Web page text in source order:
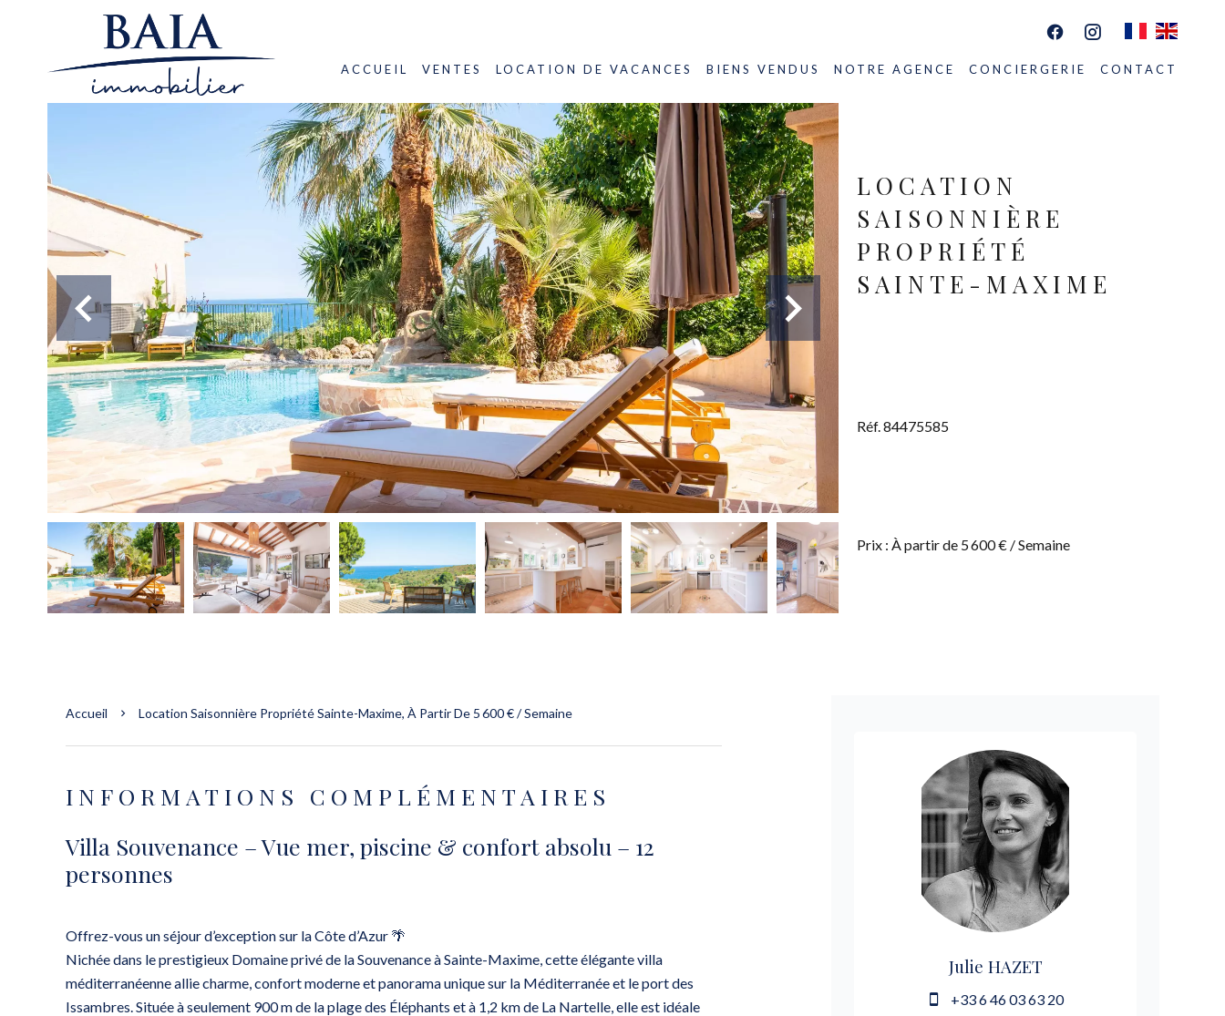
ACCUEIL VENTES LOCATION DE VACANCES BIENS VENDUS NOTRE AGENCE CONCIERGERIE CONTACT
LOCATION
SAISONNIÈRE
PROPRIÉTÉ
SAINTE-MAXIME
Réf. 84475585
Prix : À partir de 5 600 € / Semaine
Accueil Location Saisonnière Propriété Sainte-Maxime, À Partir De 5 600 € / Semaine
INFORMATIONS COMPLÉMENTAIRES
Villa Souvenance – Vue mer, piscine & confort absolu – 12
personnes
Offrez-vous un séjour d’exception sur la Côte d’Azur 🌴
Nichée dans le prestigieux Domaine privé de la Souvenance à Sainte-Maxime, cette élégante villa
méditerranéenne allie charme, confort moderne et panorama unique sur la Méditerranée et le port des
Issambres. Située à seulement 900 m de la plage des Éléphants et à 1,2 km de La Nartelle, elle est idéale
Julie HAZET
+33 6 46 03 63 20